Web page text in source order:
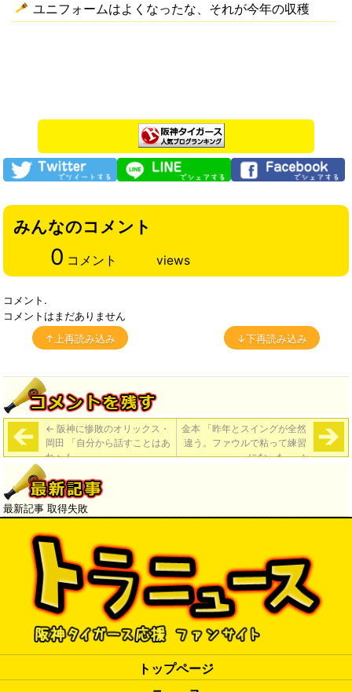
ユニフォームはよくなったな、それが今年の収穫
みんなのコメント
0 コメント views
コメント.
コメントはまだありません
↑上再読み込み
↓下再読み込み
← 阪神に惨敗のオリックス・
岡田 「自分から話すことはあ
れへん」
金本 「昨年とスイングが全然
違う。ファウルで粘って練習
になった」→
最新記事 取得失敗
トップページ